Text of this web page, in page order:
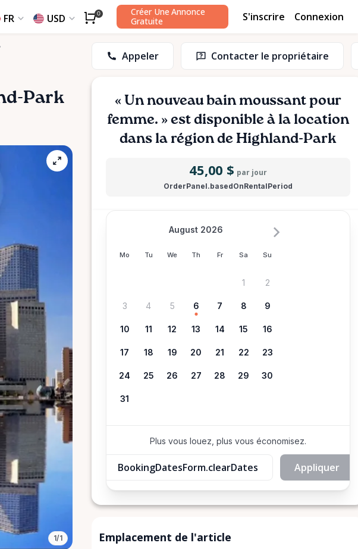
FR USD 0
Créer Une Annonce
Gratuite
S'inscrire Connexion
Park
1/1
Appeler Contacter le propriétaire
« Un nouveau bain moussant pour
femme. » est disponible à la location
dans la région de Highland-Park
45,00 $ par jour
OrderPanel.basedOnRentalPeriod
Mo Tu We Th Fr Sa Su
August 2026
1 2
3 4 5 6 7 8 9
10 11 12 13 14 15 16
17 18 19 20 21 22 23
24 25 26 27 28 29 30
31
Plus vous louez, plus vous économisez.
BookingDatesForm.clearDates Appliquer
Emplacement de l'article